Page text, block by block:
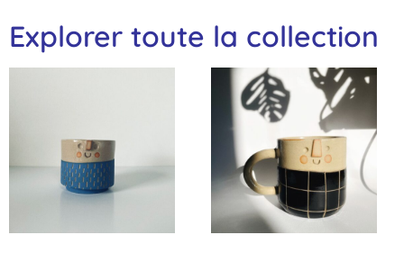
Explorer toute la collection